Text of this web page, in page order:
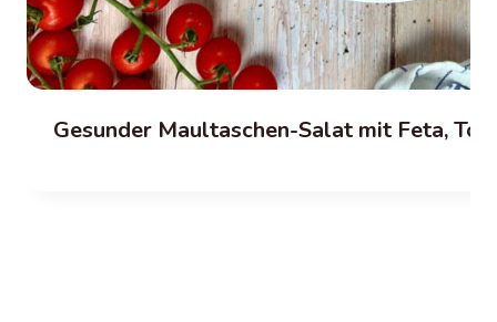
Gesunder Maultaschen-Salat mit Feta,